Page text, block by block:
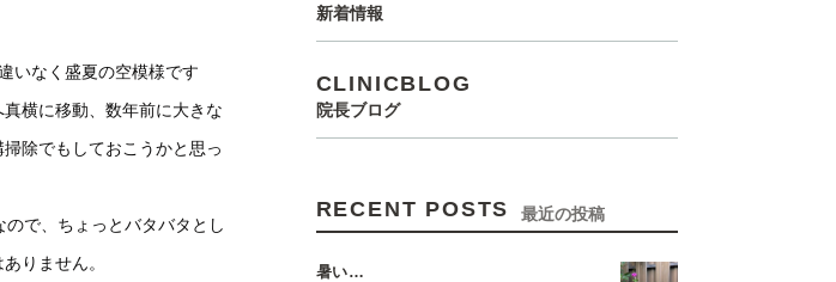
いなく盛夏の空模様です
横に移動、数年前に大きな
除でもしておこうかと思っ
で、ちょっとバタバタとし
りません。
新着情報
CLINICBLOG
院長ブログ
RECENT POSTS 最近の投稿
暑い…